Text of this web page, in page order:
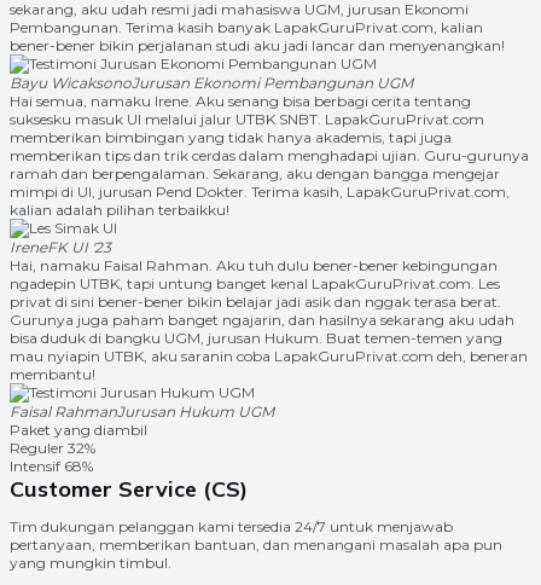
sekarang, aku udah resmi jadi mahasiswa UGM, jurusan Ekonomi
Pembangunan. Terima kasih banyak LapakGuruPrivat.com, kalian
bener-bener bikin perjalanan studi aku jadi lancar dan menyenangkan!
Bayu WicaksonoJurusan Ekonomi Pembangunan UGM
Hai semua, namaku Irene. Aku senang bisa berbagi cerita tentang
suksesku masuk UI melalui jalur UTBK SNBT. LapakGuruPrivat.com
memberikan bimbingan yang tidak hanya akademis, tapi juga
memberikan tips dan trik cerdas dalam menghadapi ujian. Guru-gurunya
ramah dan berpengalaman. Sekarang, aku dengan bangga mengejar
mimpi di UI, jurusan Pend Dokter. Terima kasih, LapakGuruPrivat.com,
kalian adalah pilihan terbaikku!
IreneFK UI '23
Hai, namaku Faisal Rahman. Aku tuh dulu bener-bener kebingungan
ngadepin UTBK, tapi untung banget kenal LapakGuruPrivat.com. Les
privat di sini bener-bener bikin belajar jadi asik dan nggak terasa berat.
Gurunya juga paham banget ngajarin, dan hasilnya sekarang aku udah
bisa duduk di bangku UGM, jurusan Hukum. Buat temen-temen yang
mau nyiapin UTBK, aku saranin coba LapakGuruPrivat.com deh, beneran
membantu!
Faisal RahmanJurusan Hukum UGM
Paket yang diambil
Reguler 32%
Intensif 68%
Customer Service (CS)
Tim dukungan pelanggan kami tersedia 24/7 untuk menjawab
pertanyaan, memberikan bantuan, dan menangani masalah apa pun
yang mungkin timbul.